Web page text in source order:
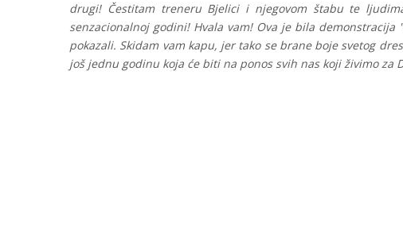
drugi! Čestitam treneru Bjelici i njegovom štabu te
senzacionalnoj godini! Hvala vam! Ova je bila
pokazali. Skidam vam kapu, jer tako se brane boje svetog
još jednu godinu koja će biti na ponos svih nas koji živimo za